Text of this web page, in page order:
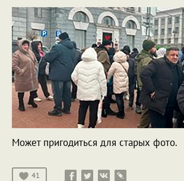
Может пригодиться для старых фото.
41